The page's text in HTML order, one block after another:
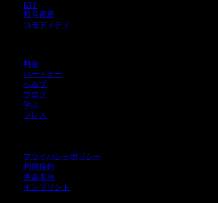
ETF
暗号資産
コモディティ
料金
パートナー
ヘルプ
ブログ
学ぶ
プレス
プライバシーポリシー
利用規約
免責事項
インプリント